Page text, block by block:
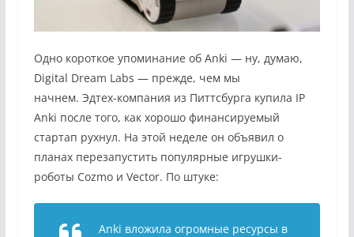
Одно короткое упоминание об Anki — ну, думаю,
Digital Dream Labs — прежде, чем мы
начнем. Эдтех-компания из Питтсбурга купила IP
Anki после того, как хорошо финансируемый
стартап рухнул. На этой неделе он объявил о
планах перезапуститьпопулярные игрушки-
роботы Cozmo и Vector. По штуке:
Anki вложила огромные ресурсы в